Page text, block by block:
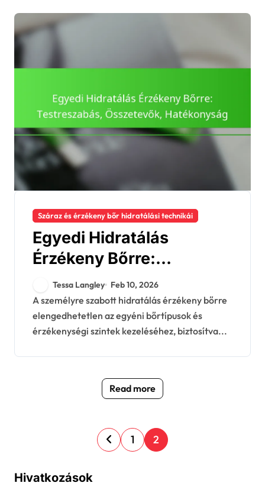
Száraz és érzékeny bőr hidratálási technikái
Egyedi Hidratálás
Érzékeny Bőrre:
Testreszabás,
Összetevők,
Hatékonyság
Tessa Langley Feb 10, 2026
A személyre szabott hidratálás érzékeny bőrre
elengedhetetlen az egyéni bőrtípusok és
érzékenységi szintek kezeléséhez, biztosítva...
Read more
P
o
1 2
Hivatkozások